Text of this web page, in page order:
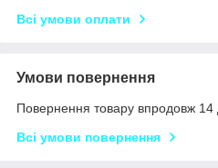
Всі умови оплати
Умови повернення
Повернення товару впродовж 14
Всі умови повернення